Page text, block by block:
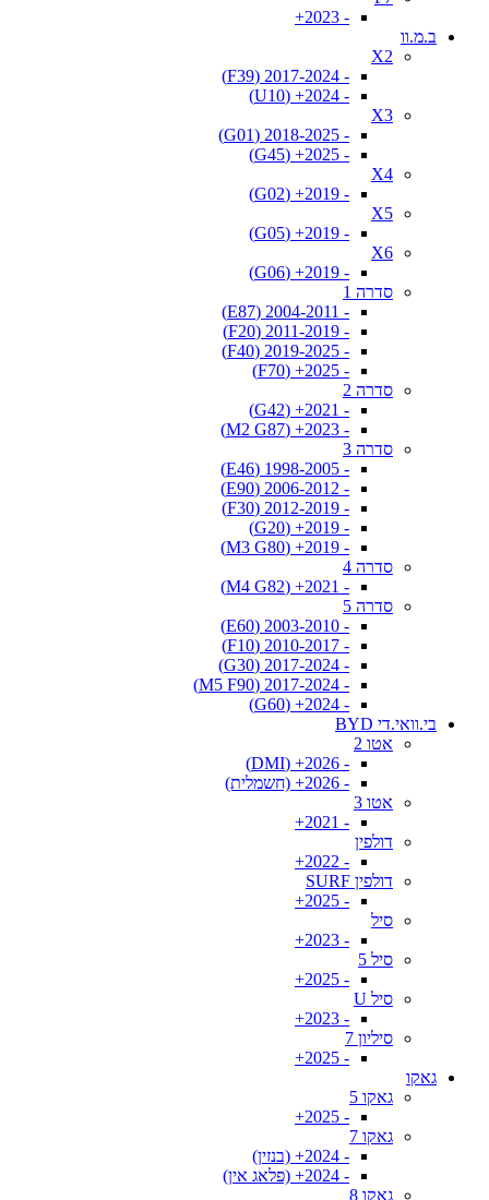
- 2023+
ב.מ.וו
X2
- 2017-2024 (F39)
- 2024+ (U10)
X3
- 2018-2025 (G01)
- 2025+ (G45)
X4
- 2019+ (G02)
X5
- 2019+ (G05)
X6
- 2019+ (G06)
סדרה 1
- 2004-2011 (E87)
- 2011-2019 (F20)
- 2019-2025 (F40)
- 2025+ (F70)
סדרה 2
- 2021+ (G42)
- 2023+ (M2 G87)
סדרה 3
- 1998-2005 (E46)
- 2006-2012 (E90)
- 2012-2019 (F30)
- 2019+ (G20)
- 2019+ (M3 G80)
סדרה 4
- 2021+ (M4 G82)
סדרה 5
- 2003-2010 (E60)
- 2010-2017 (F10)
- 2017-2024 (G30)
- 2017-2024 (M5 F90)
- 2024+ (G60)
בי.וואי.די BYD
אטו 2
- 2026+ (DMI)
- 2026+ (חשמלית)
אטו 3
- 2021+
דולפין
- 2022+
דולפין SURF
- 2025+
סיל
- 2023+
סיל 5
- 2025+
סיל U
- 2023+
סיליון 7
- 2025+
גאקו
גאקו 5
- 2025+
גאקו 7
- 2024+ (בנזין)
- 2024+ (פלאג אין)
גאקו 8